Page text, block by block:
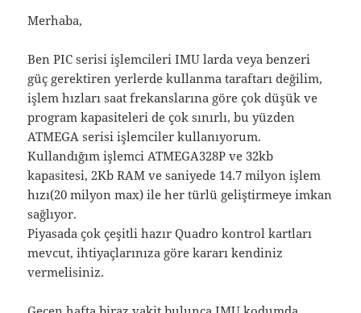
Merhaba,
Ben PIC serisi işlemcileri IMU larda veya benzeri
güç gerektiren yerlerde kullanma taraftarı değilim,
işlem hızları saat frekanslarına göre çok düşük ve
program kapasiteleri de çok sınırlı, bu yüzden
ATMEGA serisi işlemciler kullanıyorum.
Kullandığım işlemci ATMEGA328P ve 32kb
kapasitesi, 2Kb RAM ve saniyede 14.7 milyon işlem
hızı(20 milyon max) ile her türlü geliştirmeye imkan
sağlıyor.
Piyasada çok çeşitli hazır Quadro kontrol kartları
mevcut, ihtiyaçlarınıza göre kararı kendiniz
vermelisiniz.